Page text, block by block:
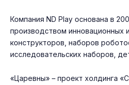
Компания ND Play основана в
производством инновационных
конструкторов, наборов
исследовательских наборов,
«Царевны» – проект холдинга